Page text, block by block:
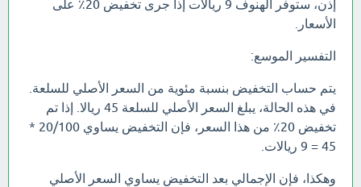
إذن، ستوفر الهنوف 9 ريالات إذا جرى تخفيض 20٪ على
الأسعار.
التفسير الموسع:
يتم حساب التخفيض بنسبة مئوية من السعر الأصلي للسلعة.
في هذه الحالة، يبلغ السعر الأصلي للسلعة 45 ريالا. إذا تم
تخفيض 20٪ من هذا السعر، فإن التخفيض يساوي 20/100 *
45 = 9 ريالات.
وهكذا، فإن الإجمالي بعد التخفيض يساوي السعر الأصلي